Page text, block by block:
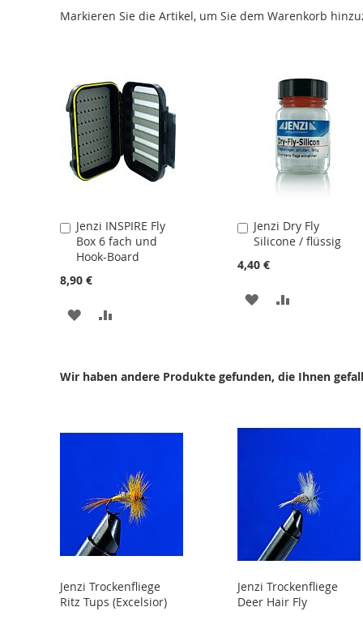
Markieren Sie die Artikel, um Sie dem Warenkorb
Jenzi INSPIRE Fly
Box 6 fach und
Hook-Board
8,90 €
In
den
Warenkorb
ZUR
HINZUFÜGENHINZUFÜGEN
Jenzi Dry Fly
Silicone / flüssig
4,40 €
In
den
ZUR
Wir haben andere Produkte gefunden, die Ihnen
Jenzi Trockenfliege
Ritz Tups (Excelsior)
Jenzi Trockenfliege
Deer Hair Fly